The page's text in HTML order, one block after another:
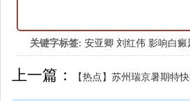
关键字标签: 安亚卿 刘红伟 影响白癜
女生应该如何治疗呢
上一篇： 【热点】苏州瑞京暑期特